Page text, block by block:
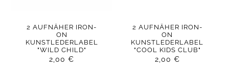
2 AUFNÄHER IRON-
ON
KUNSTLEDERLABEL
"WILD CHILD"
2,00€
2 AUFNÄHER IRON-
ON
KUNSTLEDERLABEL
"COOL KIDS CLUB"
2,00 €